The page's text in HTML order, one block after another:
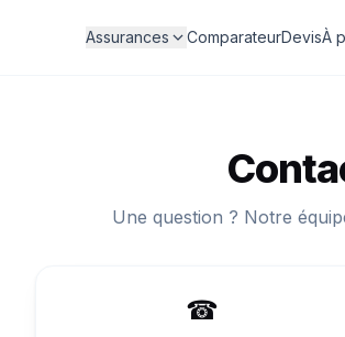
Assurances ComparateurDevisÀ
Une question ? Notre
☎